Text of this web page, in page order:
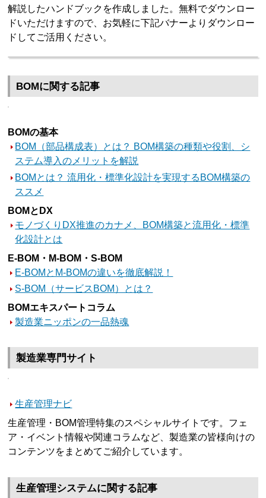
解説したハンドブックを作成しました。無料でダウンロー
ドいただけますので、お気軽に下記バナーよりダウンロー
ドしてご活用ください。
BOMに関する記事
BOMの基本
BOM（部品構成表）とは？ BOM構築の種類や役割、シ
ステム導入のメリットを解説
BOMとは？ 流用化・標準化設計を実現するBOM構築の
ススメ
BOMとDX
モノづくりDX推進のカナメ、BOM構築と流用化・標準
化設計とは
E-BOM・M-BOM・S-BOM
E-BOMとM-BOMの違いを徹底解説！
S-BOM（サービスBOM）とは？
BOMエキスパートコラム
製造業ニッポンの一品熱魂
製造業専門サイト
生産管理ナビ
生産管理・BOM管理特集のスペシャルサイトです。フェ
ア・イベント情報や関連コラムなど、製造業の皆様向けの
コンテンツをまとめてご紹介しています。
生産管理システムに関する記事